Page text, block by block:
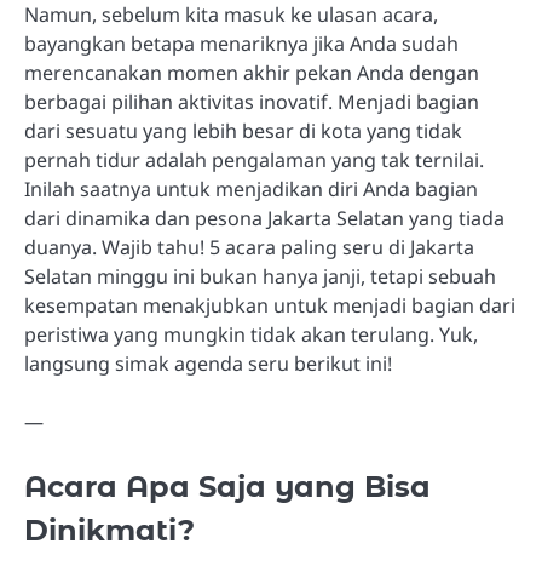
Namun, sebelum kita masuk ke ulasan acara,
bayangkan betapa menariknya jika Anda sudah
merencanakan momen akhir pekan Anda dengan
berbagai pilihan aktivitas inovatif. Menjadi bagian
dari sesuatu yang lebih besar di kota yang tidak
pernah tidur adalah pengalaman yang tak ternilai.
Inilah saatnya untuk menjadikan diri Anda bagian
dari dinamika dan pesona Jakarta Selatan yang tiada
duanya. Wajib tahu! 5 acara paling seru di Jakarta
Selatan minggu ini bukan hanya janji, tetapi sebuah
kesempatan menakjubkan untuk menjadi bagian dari
peristiwa yang mungkin tidak akan terulang. Yuk,
langsung simak agenda seru berikut ini!
—
Acara Apa Saja yang Bisa
Dinikmati?